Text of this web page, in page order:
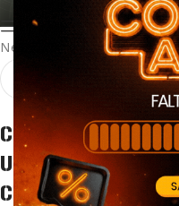
Show column
Nenhum produto foi
COURO ART
UNIFORMES E
CIVIL, SEGURANÇA,